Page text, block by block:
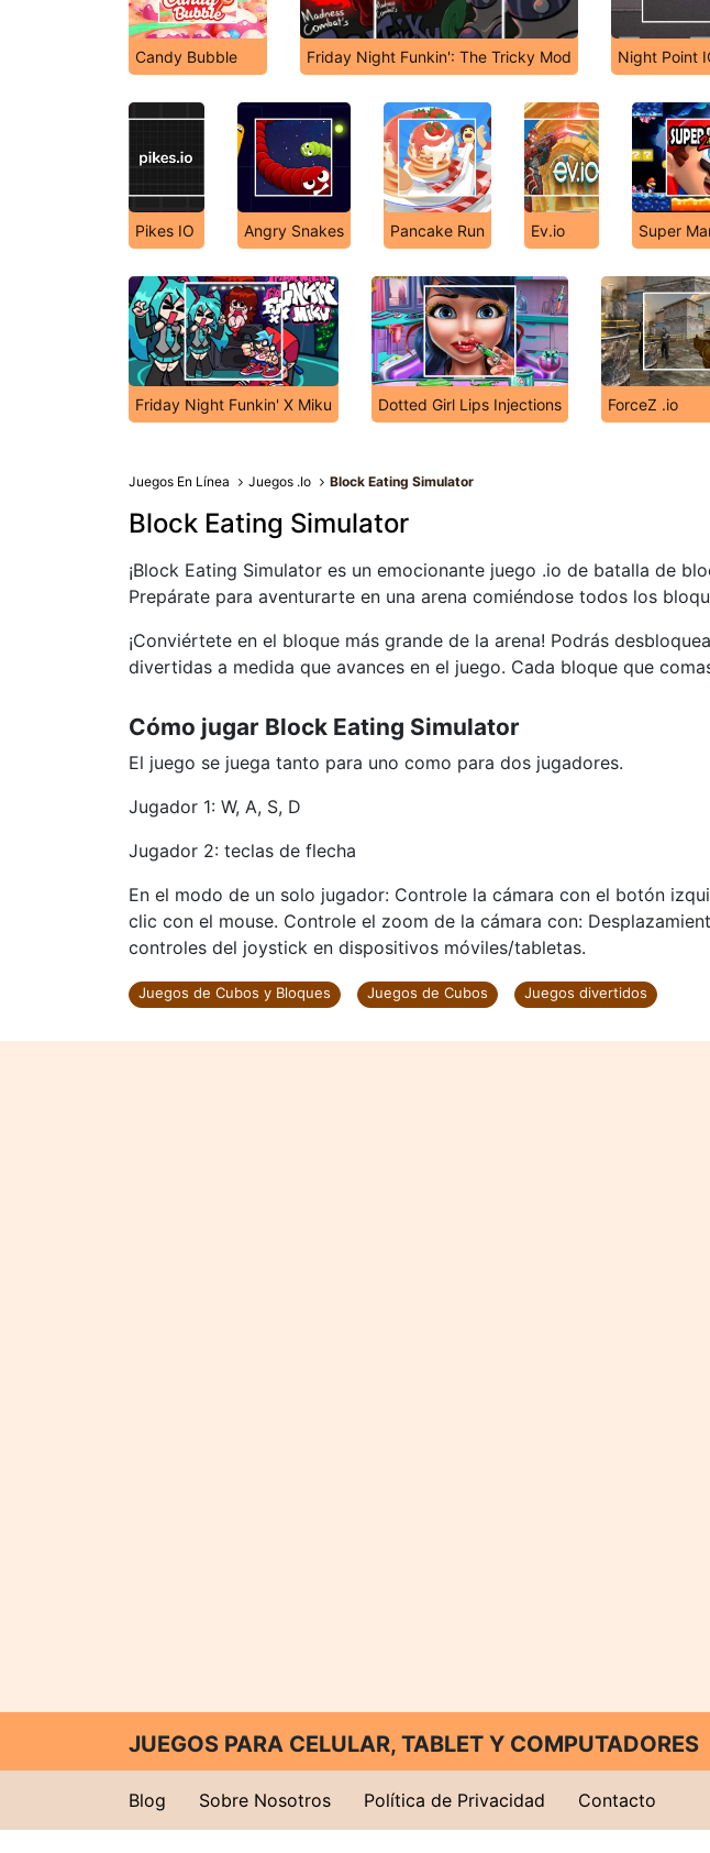
Candy Bubble Friday Night Funkin': The Tricky Mod Night Point
Pikes IO Angry Snakes Pancake Run Ev.io Super
Friday Night Funkin' X Miku Dotted Girl Lips Injections ForceZ .io
Juegos En Línea Juegos .Io Block Eating Simulator
Block Eating Simulator
¡Block Eating Simulator es un emocionante juego .io de batalla de
Prepárate para aventurarte en una arena comiéndose todos los
¡Conviértete en el bloque más grande de la arena! Podrás
divertidas a medida que avances en el juego. Cada bloque que
Cómo jugar Block Eating Simulator
El juego se juega tanto para uno como para dos jugadores.
Jugador 1: W, A, S, D
Jugador 2: teclas de flecha
En el modo de un solo jugador: Controle la cámara con el botón
clic con el mouse. Controle el zoom de la cámara con:
controles del joystick en dispositivos móviles/tabletas.
Juegos de Cubos y Bloques Juegos de Cubos Juegos divertidos
JUEGOS PARA CELULAR, TABLET Y COMPUTADORES
Blog Sobre Nosotros Política de Privacidad Contacto